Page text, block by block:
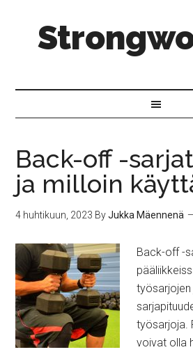
Back-off -
ja milloin
4 huhtikuun, 2023 ByJukka Mäennenä
Back-off -
työsarjoja.
voivat olla